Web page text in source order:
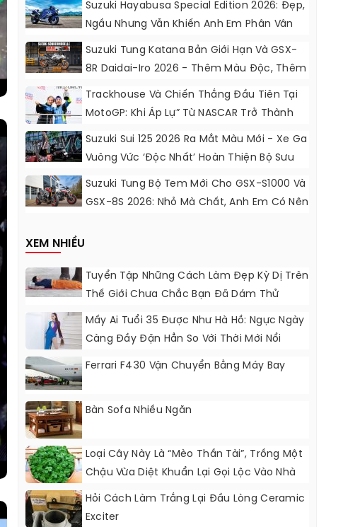
Suzuki Hayabusa Special Edition 2026: Đẹp,
Ngầu Nhưng Vẫn Khiến Anh Em Phân Vân
Suzuki Tung Katana Bản Giới Hạn Và GSX-
8R Daidai-Iro 2026 - Thêm Màu Độc, Thêm
Đồ Chơi, Thêm Cá Tính
Trackhouse Và Chiến Thắng Đầu Tiên Tại
MotoGP: Khi Áp Lự” Từ NASCAR Trở Thành
Động Lực Ngọt Ngào
Suzuki Sui 125 2026 Ra Mắt Màu Mới - Xe Ga
Vuông Vức ‘độc Nhất’ Hoàn Thiện Bộ Sưu
Tập 7 Sắc Cầu Vồng
Suzuki Tung Bộ Tem Mới Cho GSX-S1000 Và
GSX-8S 2026: Nhỏ Mà Chất, Anh Em Có Nên
XEM NHIỀU
Tuyển Tập Những Cách Làm Đẹp Kỳ Dị Trên
Thế Giới Chưa Chắc Bạn Đã Dám Thử
Mấy Ai Tuổi 35 Được Như Hà Hồ: Ngực Ngày
Càng Đầy Đặn Hẳn So Với Thời Mới Nổi
Ferrari F430 Vận Chuyển Bằng Máy Bay
Bàn Sofa Nhiều Ngăn
Loại Cây Này Là “mèo Thần Tài”, Trồng Một
Chậu Vừa Diệt Khuẩn Lại Gọi Lộc Vào Nhà
Hỏi Cách Làm Trắng Lại Đầu Lòng Ceramic
Exciter